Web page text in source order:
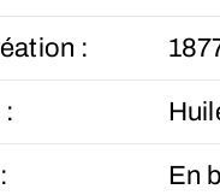
:
:
En